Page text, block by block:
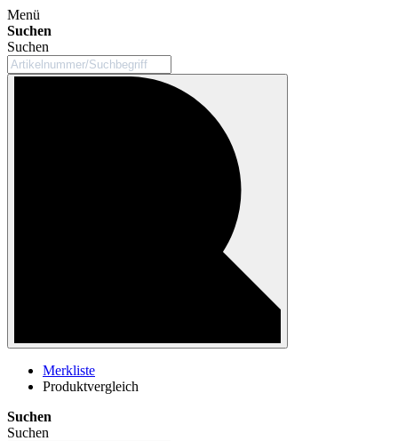
Menü
Suchen
Suchen
Merkliste
Produktvergleich
Suchen
Suchen